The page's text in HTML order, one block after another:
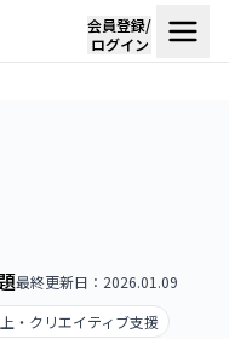
会員登録/
ログイン
最終更新日：2026.01.09
・クリエイティブ支援